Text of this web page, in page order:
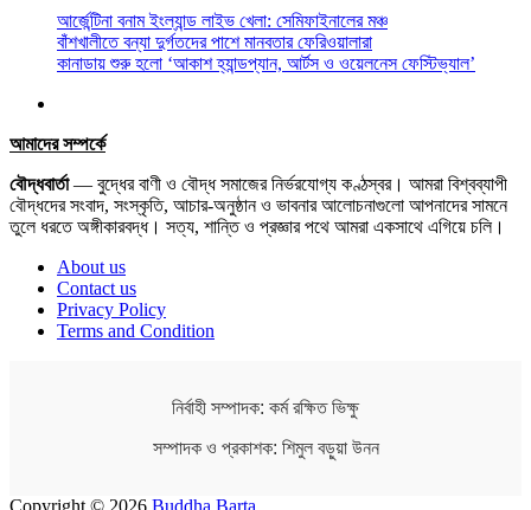
আর্জেন্টিনা বনাম ইংল্যান্ড লাইভ খেলা: সেমিফাইনালের মঞ্চ
বাঁশখালীতে বন্যা দুর্গতদের পাশে মানবতার ফেরিওয়ালারা
কানাডায় শুরু হলো ‘আকাশ হ্যান্ডপ্যান, আর্টস ও ওয়েলনেস ফেস্টিভ্যাল’
আমাদের সম্পর্কে
বৌদ্ধবার্তা— বুদ্ধের বাণী ও বৌদ্ধ সমাজের নির্ভরযোগ্য কণ্ঠস্বর। আমরা বিশ্বব্যাপী
বৌদ্ধদের সংবাদ, সংস্কৃতি, আচার-অনুষ্ঠান ও ভাবনার আলোচনাগুলো আপনাদের সামনে
তুলে ধরতে অঙ্গীকারবদ্ধ। সত্য, শান্তি ও প্রজ্ঞার পথে আমরা একসাথে এগিয়ে চলি।
About us
Contact us
Privacy Policy
Terms and Condition
নির্বাহী সম্পাদক: কর্ম রক্ষিত ভিক্ষু
সম্পাদক ও প্রকাশক: শিমুল বড়ুয়া উনন
Copyright © 2026 Buddha Barta